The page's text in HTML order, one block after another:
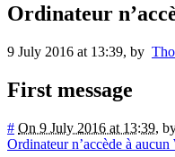
Ordinateur
9 July 2016 at 13:39, by
First message
# On 9 July 2016 at 13:39,
Ordinateur n’accède à aucun